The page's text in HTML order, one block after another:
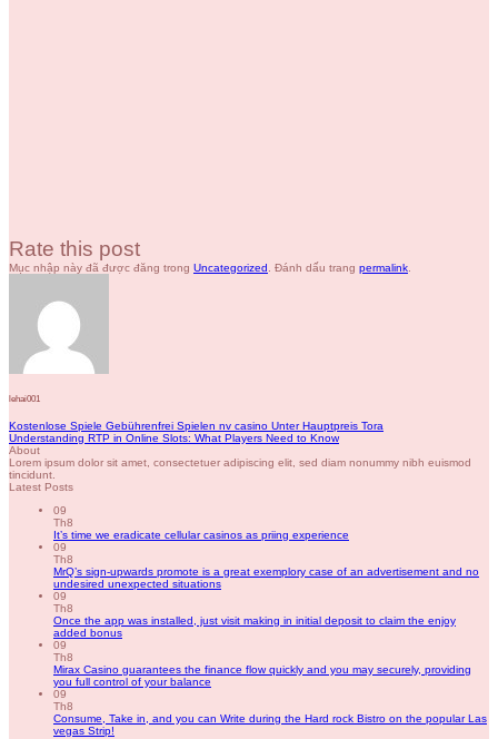
Rate this post
Mục nhập này đã được đăng trong Uncategorized . Đánh dấu trang permalink.
lehai001
Kostenlose Spiele Gebührenfrei Spielen nv casino Unter Hauptpreis Tora
Understanding RTP in Online Slots: What Players Need to Know
About
Lorem ipsum dolor sit amet, consectetuer adipiscing elit, sed diam nonummy nibh euismod
tincidunt.
Latest Posts
09
Th8
It’s time we eradicate cellular casinos as priing experience
09
Th8
MrQ’s sign-upwards promote is a great exemplory case of an advertisement and no
undesired unexpected situations
09
Th8
Once the app was installed, just visit making in initial deposit to claim the enjoy
added bonus
09
Th8
Mirax Casino guarantees the finance flow quickly and you may securely, providing
you full control of your balance
09
Th8
Consume, Take in, and you can Write during the Hard rock Bistro on the popular Las
vegas Strip!